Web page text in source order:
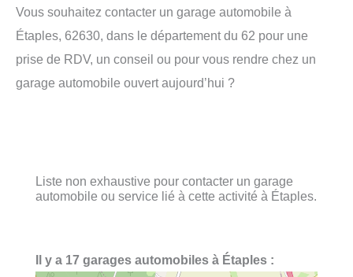
Vous souhaitez contacter un garage automobile à
Étaples, 62630, dans le département du 62 pour une
prise de RDV, un conseil ou pour vous rendre chez un
garage automobile ouvert aujourd’hui ?
Liste non exhaustive pour contacter un garage
automobile ou service lié à cette activité à Étaples.
Il y a 17 garages automobiles à Étaples :